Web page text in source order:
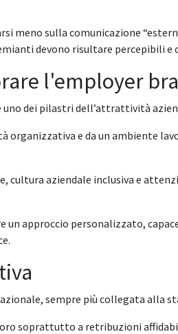
meno sulla comunicazione
devono risultare percepibili e
l'employer
uno dei pilastri dell’attrattività
e da un ambiente
aziendale inclusiva e
approccio personalizzato,
sempre più collegata alla
soprattutto a retribuzioni